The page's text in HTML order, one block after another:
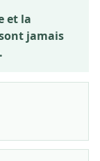
et la
jamais